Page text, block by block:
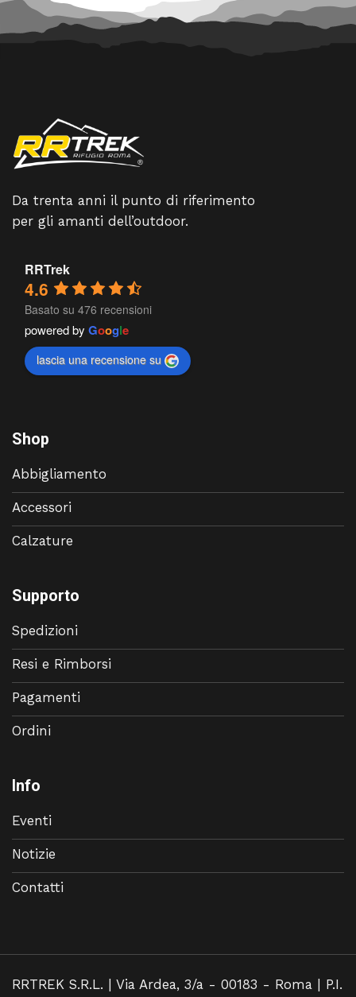
Da trenta anni il punto di riferimento
per gli amanti dell’outdoor.
RRTrek
4.6
Basato su 476 recensioni
powered by Google
lascia una recensione su
Shop
Abbigliamento
Accessori
Calzature
Supporto
Spedizioni
Resi e Rimborsi
Pagamenti
Ordini
Info
Eventi
Notizie
Contatti
RRTREK S.R.L. | Via Ardea, 3/a - 00183 - Roma | P.I.